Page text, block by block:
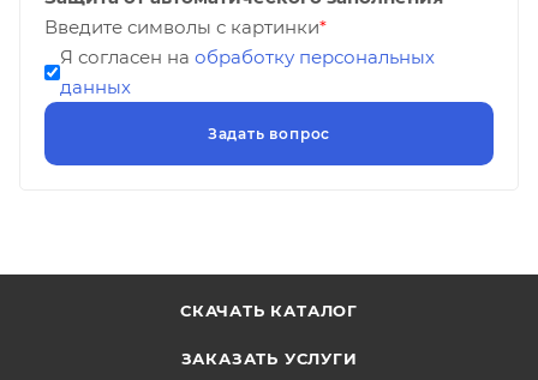
Введите символы с картинки*
Я согласен на обработку персональных
данных
СКАЧАТЬ КАТАЛОГ
ЗАКАЗАТЬ УСЛУГИ